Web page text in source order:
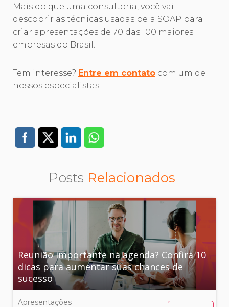
Mais do que uma consultoria, você vai
descobrir as técnicas usadas pela SOAP para
criar apresentações de 70 das 100 maiores
empresas do Brasil.
Tem interesse? Entre em contato com um de
nossos especialistas.
Posts Relacionados
Reunião importante na agenda? Confira 10
dicas para aumentar suas chances de
sucesso
Apresentações